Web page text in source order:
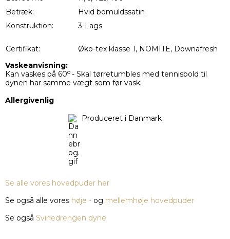
Betræk:
Hvid bomuldssatin
Konstruktion:
3-Lags
Certifikat:
Øko-tex klasse 1, NOMITE, Downafresh
Vaskeanvisning:
Kan vaskes på 60o - Skal tørretumbles med tennisbold til
dynen har samme vægt som før vask.
Allergivenlig
Produceret i Danmark
Se alle vores hovedpuder her
Se også alle vores høje - og mellemhøje hovedpuder
Se også Svinedrengen dyne